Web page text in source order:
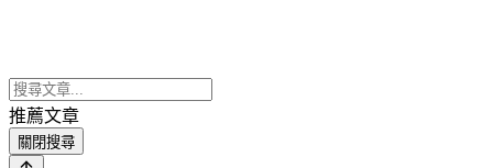
推薦文章
關閉搜尋